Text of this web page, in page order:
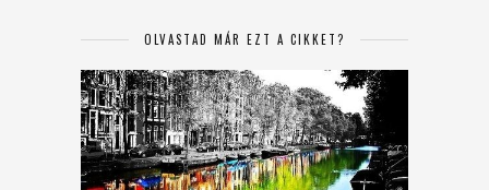
OLVASTAD MÁR EZT A CIKKET?